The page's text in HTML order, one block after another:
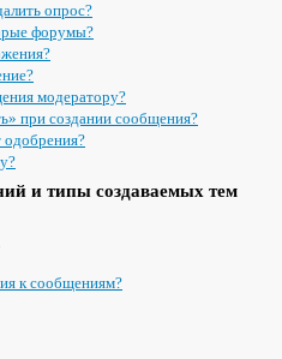
опрос?
форумы?
модератору?
при создании сообщения?
и типы создаваемых тем
к сообщениям?